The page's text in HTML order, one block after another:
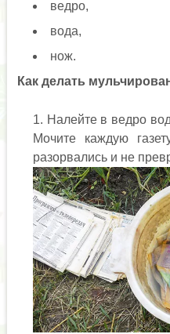
ведро,
вода,
нож.
Как делать
Налейте в ведро
Мочите каждую
разорвались и не